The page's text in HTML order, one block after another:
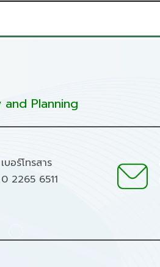
Planning
เบอร์โทรสาร
0 2265 6511